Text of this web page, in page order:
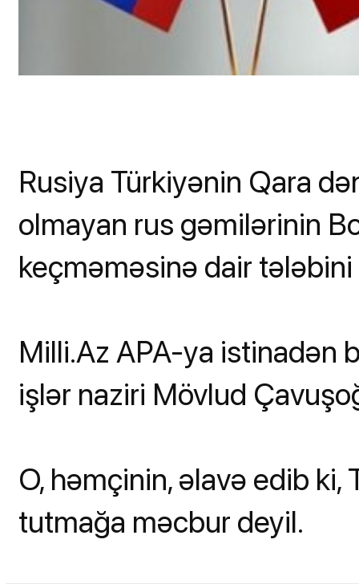
Rusiya Türkiyənin Qara
olmayan rus gəmilərinin
keçməməsinə dair
Milli.Az APA-ya istinadən
işlər naziri Mövlud
O, həmçinin, əlavə edib
tutmağa məcbur deyil.